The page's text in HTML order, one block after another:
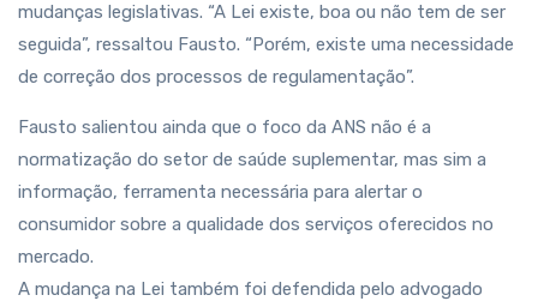
mudanças legislativas. “A Lei existe, boa ou não tem de ser
seguida”, ressaltou Fausto. “Porém, existe uma necessidade
de correção dos processos de regulamentação”.
Fausto salientou ainda que o foco da ANS não é a
normatização do setor de saúde suplementar, mas sim a
informação, ferramenta necessária para alertar o
consumidor sobre a qualidade dos serviços oferecidos no
mercado.
A mudança na Lei também foi defendida pelo advogado